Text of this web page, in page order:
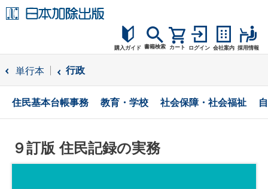
購入ガイド
購入ガイド
読者サポート
書籍検索 カート ログイン 会社案内 採用情報
単行本 行政
住民基本台帳事務 教育・学校 社会保障・社会福祉
９訂版 住民記録の実務